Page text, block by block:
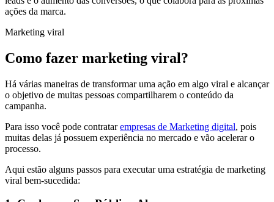
ações da marca.
Marketing viral
Como fazer marketing viral?
Há várias maneiras de transformar uma ação em algo viral e alcançar
o objetivo de muitas pessoas compartilharem o conteúdo da
campanha.
Para isso você pode contratarempresas de Marketing digital, pois
muitas delas já possuem experiência no mercado e vão acelerar o
processo.
Aqui estão alguns passos para executar uma estratégia de marketing
viral bem-sucedida: